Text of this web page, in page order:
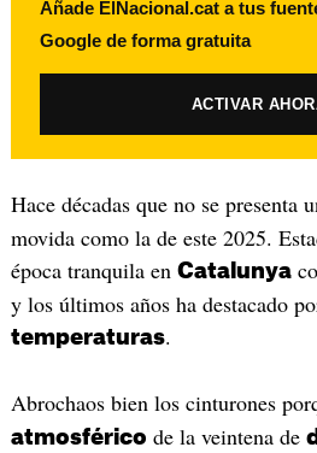
Añade ElNacional.cat a tus
Google de forma gratuita
ACTIVAR
Hace décadas que no se presenta
movida como la de este 2025.
época tranquila en Catalunya
y los últimos años ha destacado
temperaturas.
Abrochaos bien los cinturones
atmosférico de la veintena de